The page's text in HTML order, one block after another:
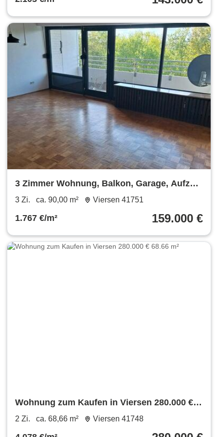
3 Zimmer Wohnung, Balkon, Garage, Aufzug,
Stufenlos, Privat
3 Zi. ca. 90,00 m² Viersen 41751
1.767 €/m² 159.000 €
Wohnung zum Kaufen in Viersen 280.000 €
68.66 m²
2 Zi. ca. 68,66 m² Viersen 41748